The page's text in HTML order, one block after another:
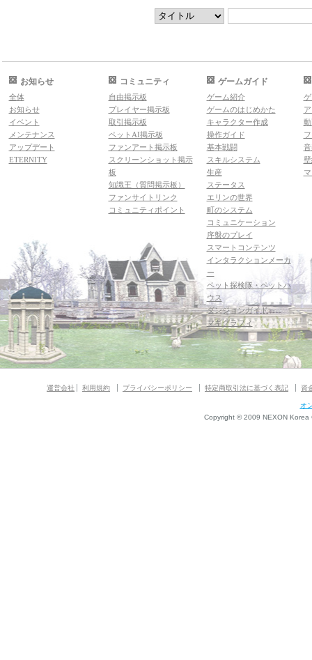
お知らせ
全体
お知らせ
イベント
メンテナンス
アップデート
ETERNITY
コミュニティ
自由掲示板
プレイヤー掲示板
取引掲示板
ペットAI掲示板
ファンアート掲示板
スクリーンショット掲示
板
知識王（質問掲示板）
ファンサイトリンク
コミュニティポイント
ゲームガイド
ゲーム紹介
ゲームのはじめかた
キャラクター作成
操作ガイド
基本戦闘
スキルシステム
生産
ステータス
エリンの世界
町のシステム
コミュニケーション
序盤のプレイ
スマートコンテンツ
インタラクションメーカ
ー
ペット探検隊・ペットハ
ウス
ダンジョンガイド
マギグラフィ
運営会社 利用規約 プライバシーポリシー 特定商取引法に基づく表記 資
オ
Copyright © 2009 NEXON Korea